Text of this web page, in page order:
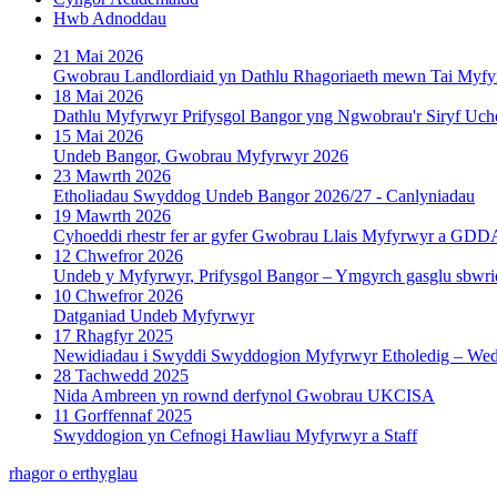
Hwb Adnoddau
21 Mai 2026
Gwobrau Landlordiaid yn Dathlu Rhagoriaeth mewn Tai
18 Mai 2026
Dathlu Myfyrwyr Prifysgol Bangor yng Ngwobrau'r Siryf
15 Mai 2026
Undeb Bangor, Gwobrau Myfyrwyr 2026
23 Mawrth 2026
Etholiadau Swyddog Undeb Bangor 2026/27 - Canlyniadau
19 Mawrth 2026
Cyhoeddi rhestr fer ar gyfer Gwobrau Llais Myfyrwyr a
12 Chwefror 2026
Undeb y Myfyrwyr, Prifysgol Bangor – Ymgyrch gasglu
10 Chwefror 2026
Datganiad Undeb Myfyrwyr
17 Rhagfyr 2025
Newidiadau i Swyddi Swyddogion Myfyrwyr Etholedig –
28 Tachwedd 2025
Nida Ambreen yn rownd derfynol Gwobrau UKCISA
11 Gorffennaf 2025
Swyddogion yn Cefnogi Hawliau Myfyrwyr a Staff
rhagor o erthyglau